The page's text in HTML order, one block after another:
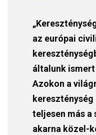
az európai
általunk
Azokon a
teljesen más a
akarna közel-